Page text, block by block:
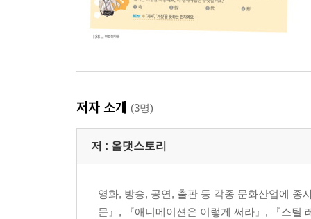
저자 소개 (3명)
저 : 올댓스토리
영화, 방송, 공연, 출판 등 각종 문화산업에 종
문』, 『애니메이션은 이렇게 써라』, 『스틸